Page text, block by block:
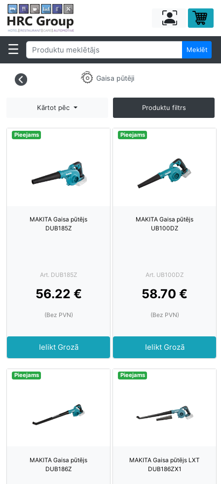
Meklēt
Gaisa pūtēji
Kārtot pēc Produktu filtrs
Pieejams
MAKITA Gaisa pūtējs
DUB185Z
Art. DUB185Z
56.22 €
(Bez PVN)
Ielikt Grozā
Pieejams
MAKITA Gaisa pūtējs
UB100DZ
Art. UB100DZ
58.70 €
(Bez PVN)
Ielikt Grozā
Pieejams
MAKITA Gaisa pūtējs
DUB186Z
Pieejams
MAKITA Gaisa pūtējs LXT
DUB186ZX1